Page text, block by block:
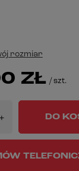
rozmiar
ZŁ / szt.
+ DO